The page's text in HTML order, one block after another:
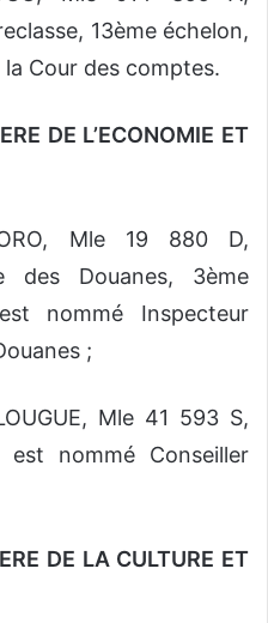
13ème échelon,
Cour des comptes.
DE L’ECONOMIE ET
Mle 19 880 D,
des Douanes, 3ème
nommé Inspecteur
;
Mle 41 593 S,
nommé Conseiller
DE LA CULTURE ET